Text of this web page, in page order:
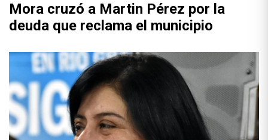
Mora cruzó a Martin Pérez por la
deuda que reclama el municipio